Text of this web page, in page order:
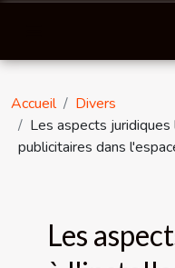
Accueil
Divers
Les aspects
publicitaires dans
Les